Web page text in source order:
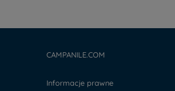
CAMPANILE.COM
Informacje prawne